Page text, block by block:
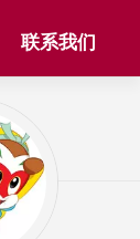
联系我们